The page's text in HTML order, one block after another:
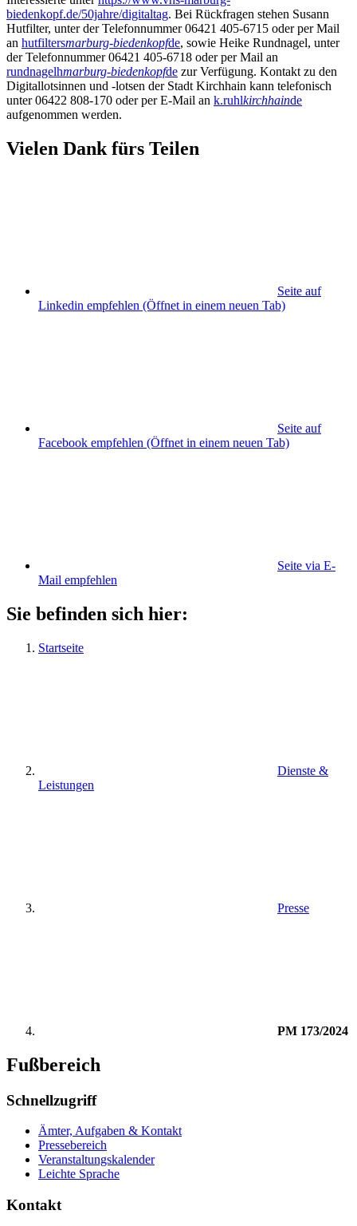
biedenkopf.de/50jahre/digitaltag. Bei Rückfragen stehen Susann
Hutfilter, unter der Telefonnummer 06421 405-6715 oder per Mail
an hutfiltersmarburg-biedenkopfde, sowie Heike Rundnagel, unter
der Telefonnummer 06421 405-6718 oder per Mail an
rundnagelhmarburg-biedenkopfde zur Verfügung. Kontakt zu den
Digitallotsinnen und -lotsen der Stadt Kirchhain kann telefonisch
unter 06422 808-170 oder per E-Mail an k.ruhlkirchhainde
aufgenommen werden.
Vielen Dank fürs Teilen
Seite auf
Linkedin empfehlen (Öffnet in einem neuen Tab)
Seite auf
Facebook empfehlen (Öffnet in einem neuen Tab)
Seite via E-
Mail empfehlen
Sie befinden sich hier:
Startseite
Dienste &
Leistungen
Presse
PM 173/2024
Fußbereich
Schnellzugriff
Ämter, Aufgaben & Kontakt
Pressebereich
Veranstaltungskalender
Leichte Sprache
Kontakt